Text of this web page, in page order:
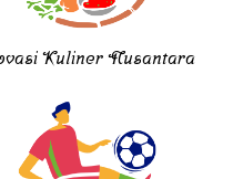
Kuliner Nusantara